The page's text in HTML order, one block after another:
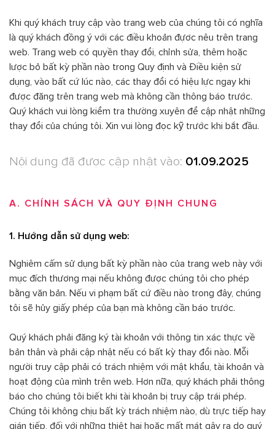
Khi quý khách truy cập vào trang web của chúng tôi có nghĩa
là quý khách đồng ý với các điều khoản đựơc nêu trên trang
web. Trang web có quyền thay đổi, chỉnh sửa, thêm hoặc
lược bỏ bất kỳ phần nào trong Quy định và Điều kiện sử
dụng, vào bất cứ lúc nào, các thay đổi có hiệu lực ngay khi
được đăng trên trang web mà không cần thông báo trước.
Quý khách vui lòng kiểm tra thường xuyên để cập nhật những
thay đổi của chúng tôi. Xin vui lòng đọc kỹ trước khi bắt đầu.
Nội dung đã được cập nhật vào: 01.09.2025
A. CHÍNH SÁCH VÀ QUY ĐỊNH CHUNG
1. Hướng dẫn sử dụng web:
Nghiêm cấm sử dụng bất kỳ phần nào của trang web này với
mục đích thương mại nếu không được chúng tôi cho phép
bằng văn bản. Nếu vi phạm bất cứ điều nào trong đây, chúng
tôi sẽ hủy giấy phép của bạn mà không cần báo trước.
Quý khách phải đăng ký tài khoản với thông tin xác thực về
bản thân và phải cập nhật nếu có bất kỳ thay đổi nào. Mỗi
người truy cập phải có trách nhiệm với mật khẩu, tài khoản và
hoạt động của mình trên web. Hơn nữa, quý khách phải thông
báo cho chúng tôi biết khi tài khoản bị truy cập trái phép.
Chúng tôi không chịu bất kỳ trách nhiệm nào, dù trực tiếp hay
gián tiếp, đối với những thiệt hại hoặc mất mát gây ra do quý